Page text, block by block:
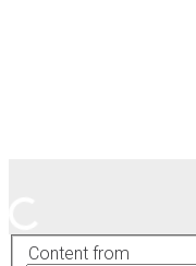
Content from